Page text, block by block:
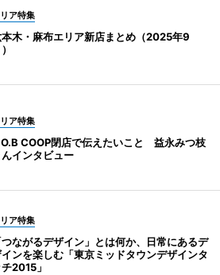
ア特集
木・麻布エリア新店まとめ（2025年9
ア特集
COOP閉店で伝えたいこと 益永みつ枝
んインタビュー
ア特集
つながるデザイン」とは何か、日常にあるデ
ンを楽しむ「東京ミッドタウンデザインタ
チ2015」